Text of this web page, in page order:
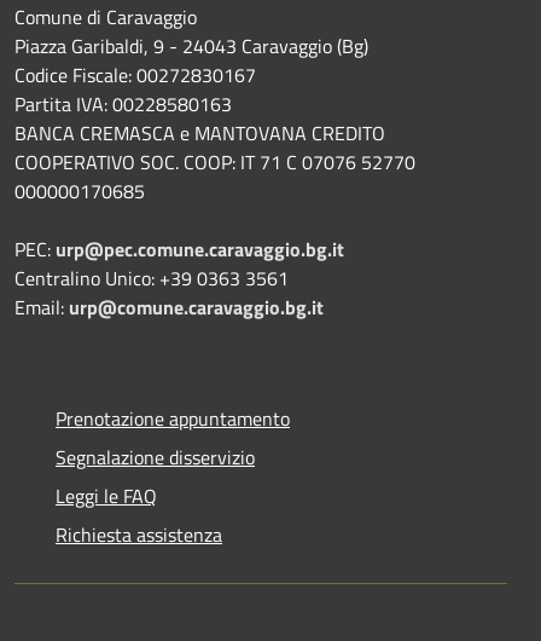
Comune di Caravaggio
Piazza Garibaldi, 9 - 24043 Caravaggio (Bg)
Codice Fiscale: 00272830167
Partita IVA: 00228580163
BANCA CREMASCA e MANTOVANA CREDITO
COOPERATIVO SOC. COOP: IT 71 C 07076 52770
000000170685
PEC: urp@pec.comune.caravaggio.bg.it
Centralino Unico: +39 0363 3561
Email: urp@comune.caravaggio.bg.it
Prenotazione appuntamento
Segnalazione disservizio
Leggi le FAQ
Richiesta assistenza